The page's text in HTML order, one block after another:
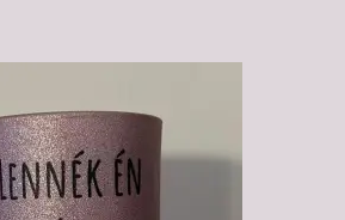
6,500 Ft